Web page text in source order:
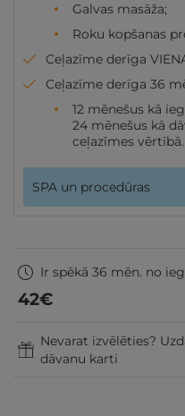
Galvas masāža;
Roku kopšanas
Ceļazīme derīga
Ceļazīme derīga 36
12 mēnešus kā
24 mēnešus kā
ceļazīmes vērtībā.
SPA un procedūras
Ir spēkā 36 mēn. no
42€
Nevarat izvēlēties?
dāvanu karti